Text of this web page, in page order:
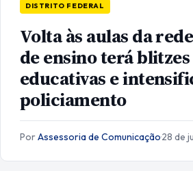
DISTRITO FEDERAL
Volta às aulas da
de ensino terá blitzes
educativas e
policiamento
PorAssessoria de Comunicação·28 de